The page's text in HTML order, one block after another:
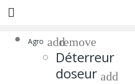

Agro addremove
Déterreur
doseur add